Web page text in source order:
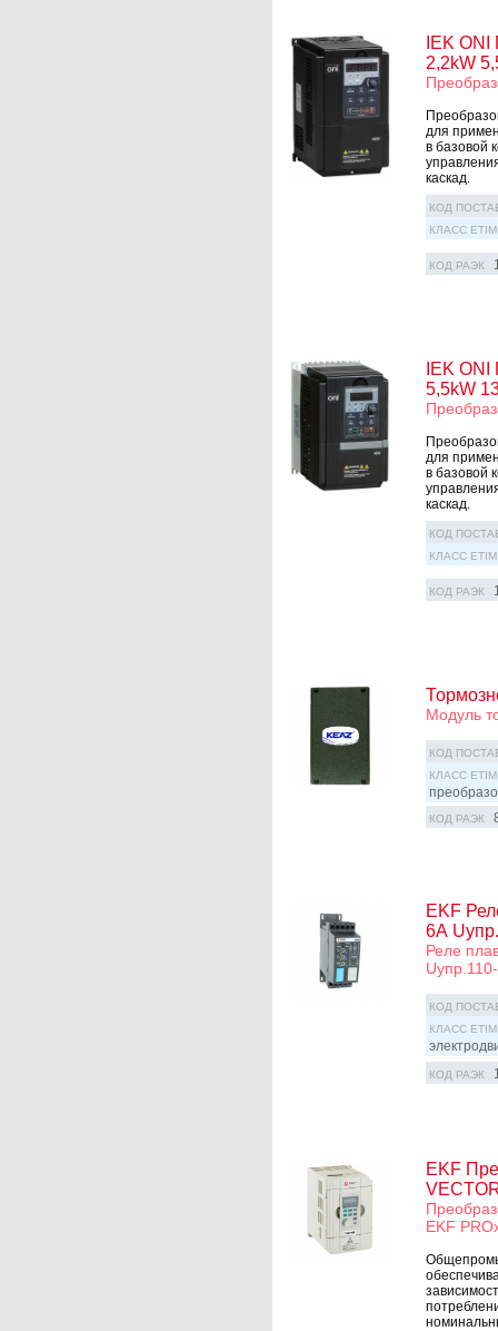
IEK
2,2kW
для
в базовой
каскад.
КОД
КЛАСС ETIM
КОД РАЭК
IEK
5,5kW
для
в базовой
каскад.
КОД
КЛАСС ETIM
КОД РАЭК
Модуль
КОД
КЛАСС ETIM
КОД РАЭК
EKF
6А
Реле
КОД
КЛАСС ETIM
КОД РАЭК
EKF
EKF